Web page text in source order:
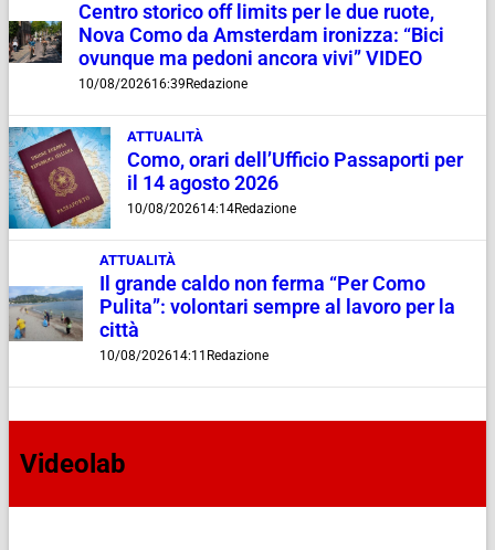
Centro storico off limits per le due ruote,
Nova Como da Amsterdam ironizza: “Bici
ovunque ma pedoni ancora vivi” VIDEO
10/08/202616:39 Redazione
ATTUALITÀ
Como, orari dell’Ufficio Passaporti per
il 14 agosto 2026
10/08/202614:14Redazione
ATTUALITÀ
Il grande caldo non ferma “Per Como
Pulita”: volontari sempre al lavoro per la
città
10/08/202614:11 Redazione
Videolab